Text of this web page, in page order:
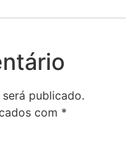
publicado.
com *